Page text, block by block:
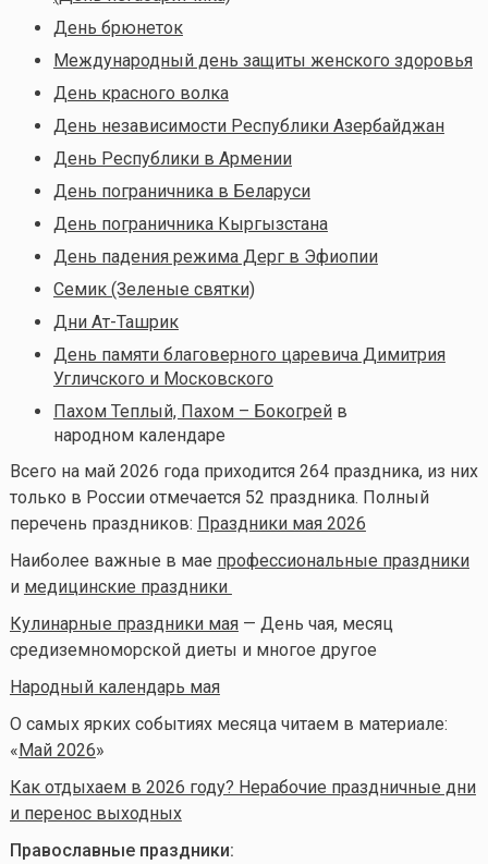
День брюнеток
Международный день защиты женского здоровья
День красного волка
День независимости Республики Азербайджан
День Республики в Армении
День пограничника в Беларуси
День пограничника Кыргызстана
День падения режима Дерг в Эфиопии
Семик (Зеленые святки)
Дни Ат-Ташрик
День памяти благоверного царевича Димитрия
Угличского и Московского
Пахом Теплый, Пахом – Бокогрейв
народном календаре
Всего на май 2026 года приходится 264 праздника, из них
только в России отмечается 52 праздника. Полный
перечень праздников: Праздники мая 2026
Наиболее важные в мае профессиональные праздники
и медицинские праздники
Кулинарные праздники мая— День чая, месяц
средиземноморской диеты и многое другое
Народный календарь мая
О самых ярких событиях месяца читаем в материале:
«Май 2026»
Как отдыхаем в 2026 году? Нерабочие праздничные дни
и перенос выходных
Православные праздники: